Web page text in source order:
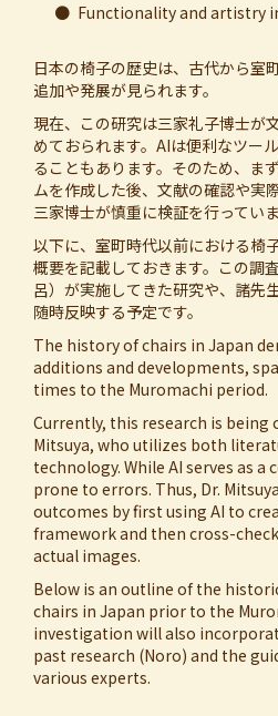
● Functionality and artistry
日本の椅子の歴史は、古代から室
追加や発展が見られます。
現在、この研究は三家礼子博士が
めておられます。AIは便利なツー
ることもあります。そのため、ま
ムを作成した後、文献の確認や実
三家博士が慎重に検証を行っていま
以下に、室町時代以前における椅
概要を記載しておきます。この調
呂）が実施してきた研究や、諸先
随時反映する予定です。
The history of chairs in Japan
additions and developments,
times to the Muromachi period.
Currently, this research is being
Mitsuya, who utilizes both
technology. While AI serves as
prone to errors. Thus, Dr.
outcomes by first using AI to
framework and then cross-
actual images.
Below is an outline of the
chairs in Japan prior to the
investigation will also
past research (Noro) and the
various experts.